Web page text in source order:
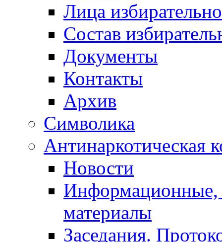
Лица
Состав
Документы
Контакты
Архив
Символика
Антинаркотическая
Новости
Информационные,
материалы
Заседания.